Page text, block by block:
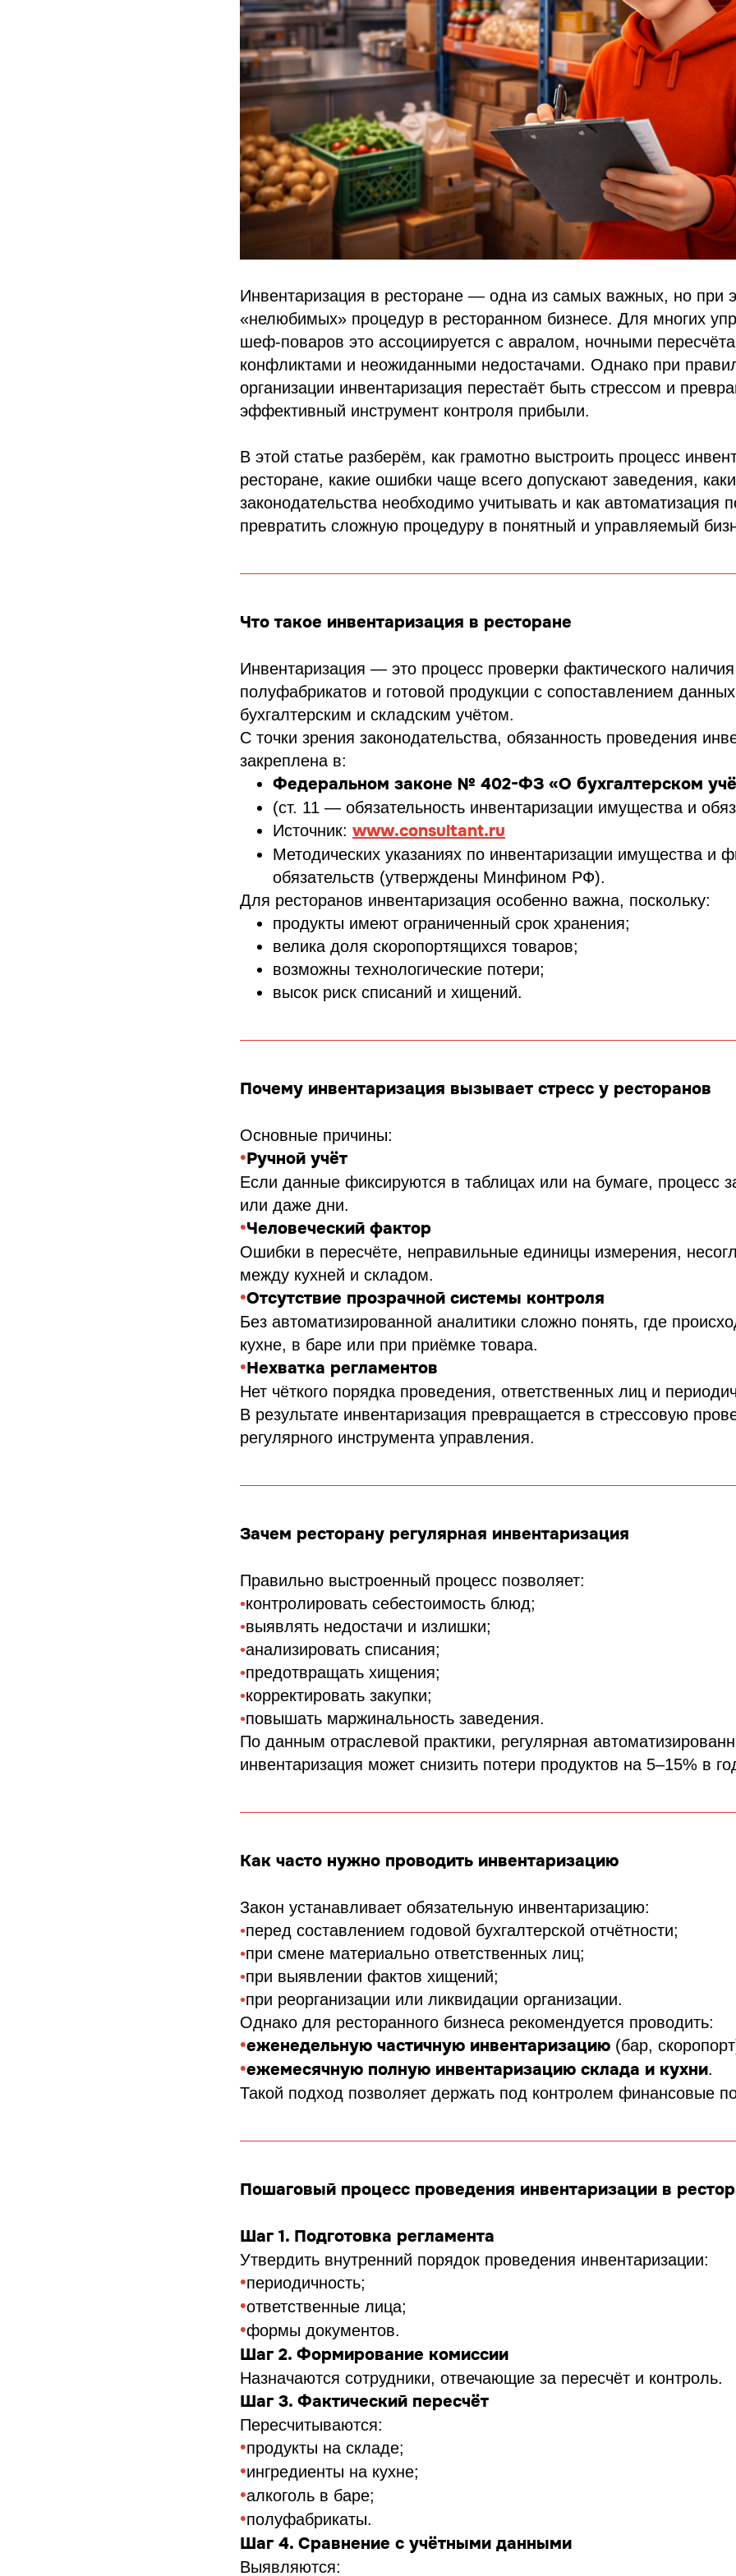
Инвентаризация в ресторане — одна из самых важных, но при
«нелюбимых» процедур в ресторанном бизнесе. Для многих
шеф-поваров это ассоциируется с авралом, ночными
конфликтами и неожиданными недостачами. Однако при
организации инвентаризация перестаёт быть стрессом и
эффективный инструмент контроля прибыли.
В этой статье разберём, как грамотно выстроить процесс
ресторане, какие ошибки чаще всего допускают заведения,
законодательства необходимо учитывать и как автоматизация
превратить сложную процедуру в понятный и управляемый
Что такое инвентаризация в ресторане
Инвентаризация — это процесс проверки фактического
полуфабрикатов и готовой продукции с сопоставлением
бухгалтерским и складским учётом.
С точки зрения законодательства, обязанность проведения
закреплена в:
Федеральном законе № 402-ФЗ «О бухгалтерском
(ст. 11 — обязательность инвентаризации имущества и
Источник: www.consultant.ru
Методических указаниях по инвентаризации имущества и
обязательств (утверждены Минфином РФ).
Для ресторанов инвентаризация особенно важна, поскольку:
продукты имеют ограниченный срок хранения;
велика доля скоропортящихся товаров;
возможны технологические потери;
высок риск списаний и хищений.
Почему инвентаризация вызывает стресс у ресторанов
Основные причины:
•Ручной учёт
Если данные фиксируются в таблицах или на бумаге, процесс
или даже дни.
•Человеческий фактор
Ошибки в пересчёте, неправильные единицы измерения,
между кухней и складом.
•Отсутствие прозрачной системы контроля
Без автоматизированной аналитики сложно понять, где
кухне, в баре или при приёмке товара.
•Нехватка регламентов
Нет чёткого порядка проведения, ответственных лиц и
В результате инвентаризация превращается в стрессовую
регулярного инструмента управления.
Зачем ресторану регулярная инвентаризация
Правильно выстроенный процесс позволяет:
•контролировать себестоимость блюд;
•выявлять недостачи и излишки;
•анализировать списания;
•предотвращать хищения;
•корректировать закупки;
•повышать маржинальность заведения.
По данным отраслевой практики, регулярная
инвентаризация может снизить потери продуктов на 5–15% в
Как часто нужно проводить инвентаризацию
Закон устанавливает обязательную инвентаризацию:
•перед составлением годовой бухгалтерской отчётности;
•при смене материально ответственных лиц;
•при выявлении фактов хищений;
•при реорганизации или ликвидации организации.
Однако для ресторанного бизнеса рекомендуется проводить:
•еженедельную частичную инвентаризацию (бар,
•ежемесячную полную инвентаризацию склада и кухни.
Такой подход позволяет держать под контролем финансовые
Пошаговый процесс проведения инвентаризации в
Шаг 1. Подготовка регламента
Утвердить внутренний порядок проведения инвентаризации:
•периодичность;
•ответственные лица;
•формы документов.
Шаг 2. Формирование комиссии
Назначаются сотрудники, отвечающие за пересчёт и контроль.
Шаг 3. Фактический пересчёт
Пересчитываются:
•продукты на складе;
•ингредиенты на кухне;
•алкоголь в баре;
•полуфабрикаты.
Шаг 4. Сравнение с учётными данными
Выявляются: